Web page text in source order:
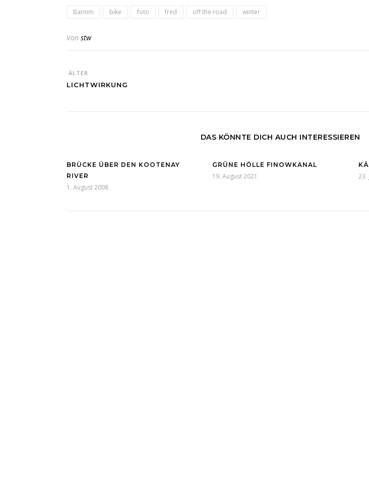
Barnim bike foto fred off the road winter
Von stw
ÄLTER
LICHTWIRKUNG
DAS KÖNNTE DICH AUCH INTERESSIEREN
BRÜCKE ÜBER DEN KOOTENAY
RIVER
1. August 2008
GRÜNE HÖLLE FINOWKANAL
19. August 2021 23.